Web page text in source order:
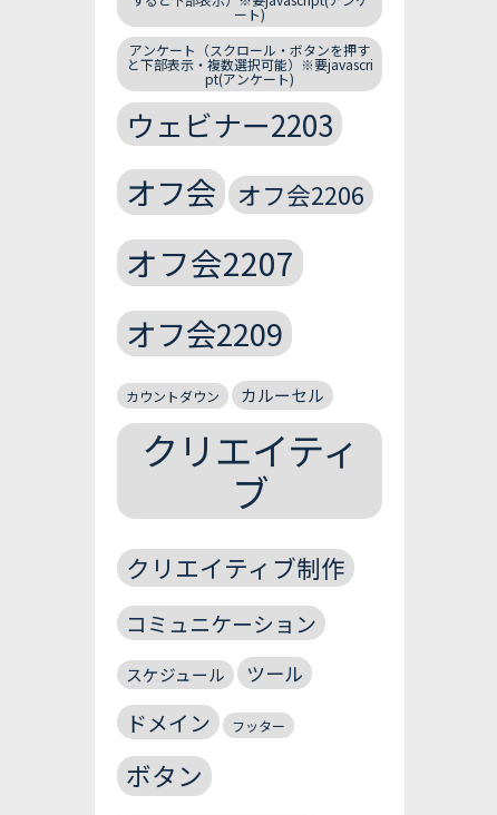
ート)
アンケート（スクロール・ボタンを押す
と下部表示・複数選択可能）※要javascri
pt(アンケート)
ウェビナー2203
オフ会 オフ会2206
オフ会2207
オフ会2209
カウントダウン カルーセル
クリエイティ
ブ
クリエイティブ制作
コミュニケーション
スケジュール ツール
ドメイン フッター
ボタン